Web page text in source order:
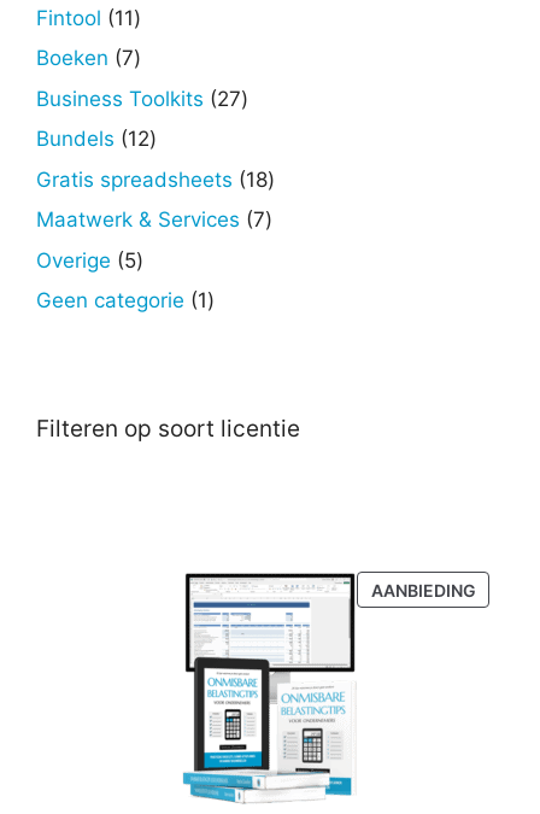
Fintool 1111
producten
Boeken 77
producten
Business Toolkits 2727
Bundels 1212
producten
Gratis spreadsheets 1818
producten
Maatwerk & Services 77
Overige 55
producten
Geen categorie 11
Filteren op soort licentie
AANBIEDING
IN